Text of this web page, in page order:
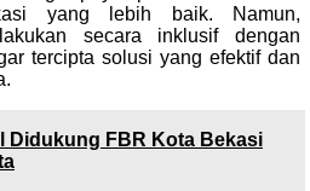
yang lebih baik. Namun,
secara inklusif dengan
tercipta solusi yang efektif dan
Didukung FBR Kota Bekasi